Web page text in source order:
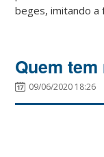
beges, imitando a
Quem
09/06/2020 18:26